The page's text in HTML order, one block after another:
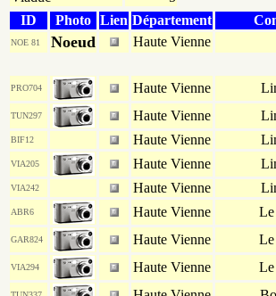
ID
Photo Lien Département
NOE 81 Noeud Haute Vienne
PRO704 Haute Vienne
TUN297 Haute Vienne
BIF12 Haute Vienne
VIA205 Haute Vienne
VIA242 Haute Vienne
ABR6 Haute Vienne
GAR824 Haute Vienne
VIA294 Haute Vienne